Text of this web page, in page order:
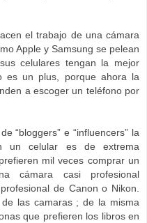
el trabajo de una cámara
Apple y Samsung se pelean
celulares tengan la mejor
es un plus, porque ahora la
a escoger un teléfono por
“bloggers” e “influencers” la
un celular es de extrema
mil veces comprar un
cámara casi profesional
de Canon o Nikon.
las camaras ; de la misma
que prefieren los libros en